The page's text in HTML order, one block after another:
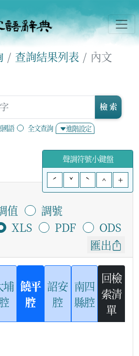
查詢結果列表 內文
語 全文查詢 進階設定
檢 索
聲調符號小鍵盤
ˊ
ˇ ˋ ^ +
值
調號
XLS
PDF
ODS
匯出
埔 饒平
腔
詔安
腔
南四
縣腔
回檢
索清
單